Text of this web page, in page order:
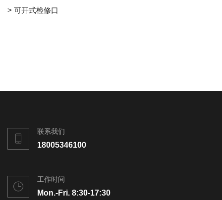
> 可开式检修口
联系我们
18005346100
工作时间
Mon.-Fri. 8:30-17:30